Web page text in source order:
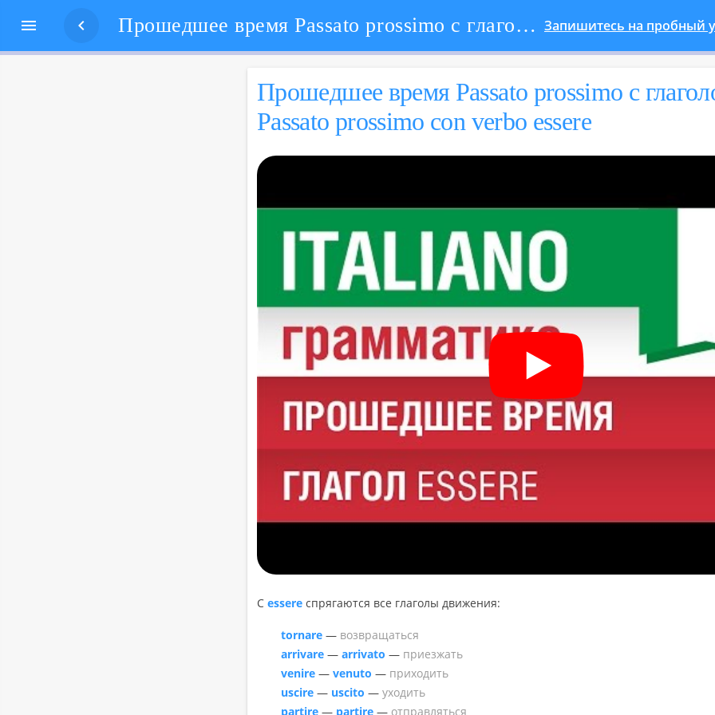
  Прошедшее время Passato prossimo с глаголом essere. Passato prossimo con verbo essere Запишитесь на пробный
Про­шед­шее время Passato prossimo с
Passato prossimo con verbo essere
С essere спря­га­ют­ся все гла­го­лы дви­же­ния:
tornare — воз­вра­щать­ся
arrivare — arrivato — при­ез­жать
venire — venuto — при­хо­дить
uscire — uscito — ухо­дить
partire — partire — от­прав­лять­ся